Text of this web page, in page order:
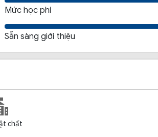
Mức học phí
Sẵn sàng giới thiệu
chất